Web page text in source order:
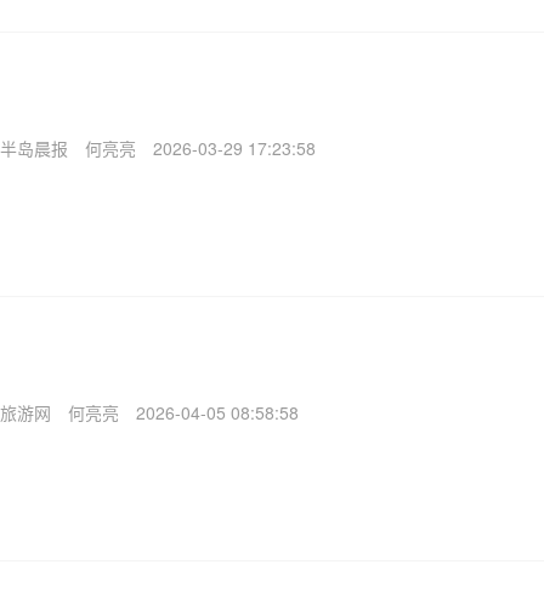
半岛晨报 何亮亮 2026-03-29 17:23:58
旅游网 何亮亮 2026-04-05 08:58:58